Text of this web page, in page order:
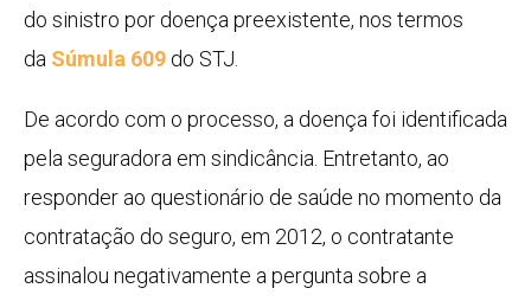
do sinistro por doença preexistente, nos termos
da Súmula 609 do STJ.
De acordo com o processo, a doença foi identificada
pela seguradora em sindicância. Entretanto, ao
responder ao questionário de saúde no momento da
contratação do seguro, em 2012, o contratante
assinalou negativamente a pergunta sobre a